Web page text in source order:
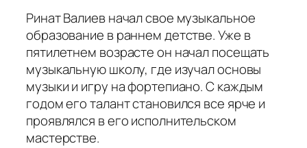
Ринат Валиев начал свое музыкальное
образование в раннем детстве. Уже в
пятилетнем возрасте он начал посещать
музыкальную школу, где изучал основы
музыки и игру на фортепиано. С каждым
годом его талант становился все ярче и
проявлялся в его исполнительском
мастерстве.